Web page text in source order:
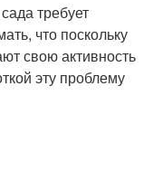
требует
что поскольку
свою активность
эту проблему